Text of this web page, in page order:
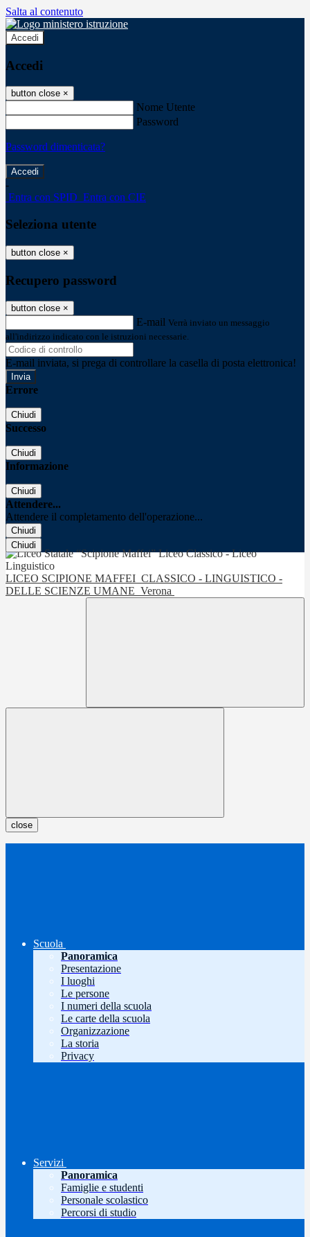
Salta al contenuto
Accedi
Accedi
button close ×
Nome Utente
Password
Password dimenticata?
-
Entra con SPID Entra con CIE
Seleziona utente
button close ×
Recupero password
button close ×
E-mail Verrà inviato un messaggio
all'indirizzo indicato con le istruzioni necessarie.
E-mail inviata, si prega di controllare la casella di posta elettronica!
Errore
Chiudi
Successo
Chiudi
Informazione
Chiudi
Attendere...
Attendere il completamento dell'operazione...
Chiudi
Chiudi
LICEO SCIPIONE MAFFEI CLASSICO - LINGUISTICO -
DELLE SCIENZE UMANE Verona
close
Scuola
Panoramica
Presentazione
I luoghi
Le persone
I numeri della scuola
Le carte della scuola
Organizzazione
La storia
Privacy
Servizi
Panoramica
Famiglie e studenti
Personale scolastico
Percorsi di studio